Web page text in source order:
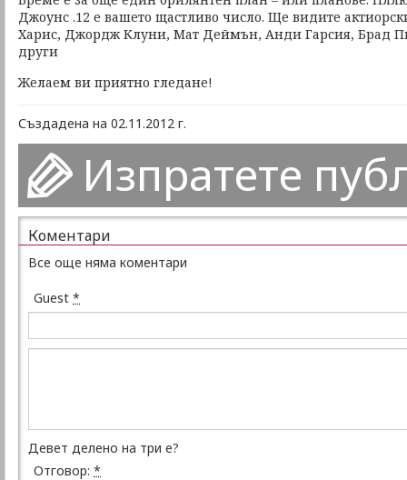
Джоунс .12 е вашето щастливо число. Ще видите
Харис, Джордж Клуни, Мат Деймън, Анди Гарсия, Брад
други
Желаем ви приятно гледане!
Създадена на 02.11.2012 г.
Изпратете
Коментари
Все още няма коментари
Guest *
Девет делено на три е?
Отговор: *